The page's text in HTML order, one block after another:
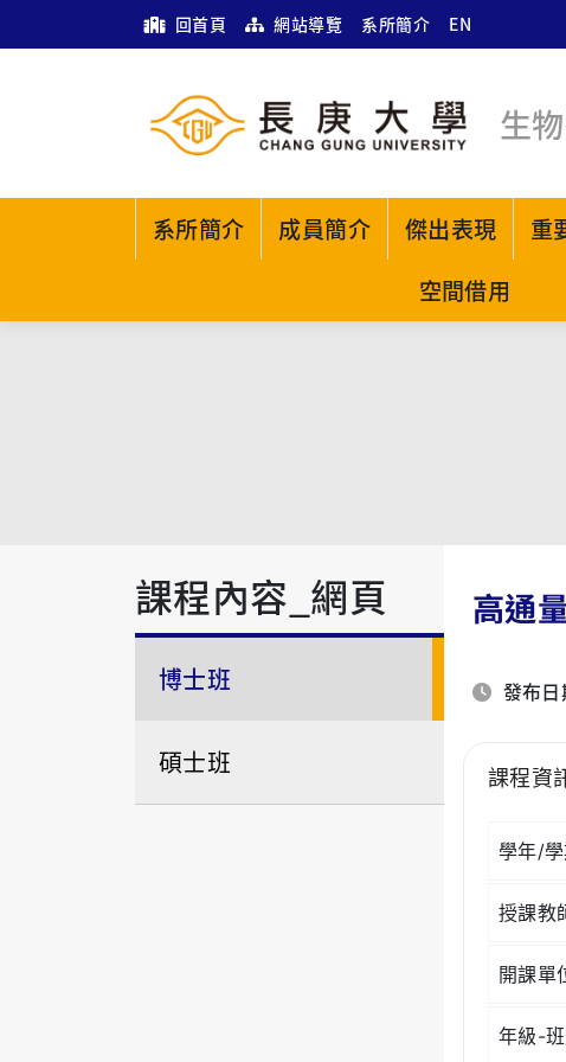
回首頁 網站導覽 系所簡介 EN
生
系所簡介 成員簡介 傑出表現 重
空間借用
課程內容_網頁
博士班
碩士班
高通
發布
課程資
學年/學
授課教
開課單
年級-班